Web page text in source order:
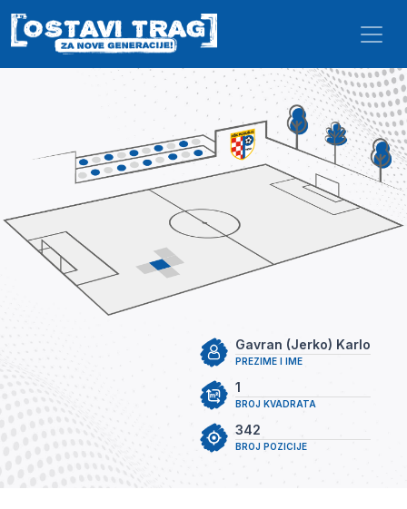
Skip to main content
PREZIME I IME
Gavran (Jerko) Karlo
BROJ KVADRATA
1
BROJ POZICIJE
342